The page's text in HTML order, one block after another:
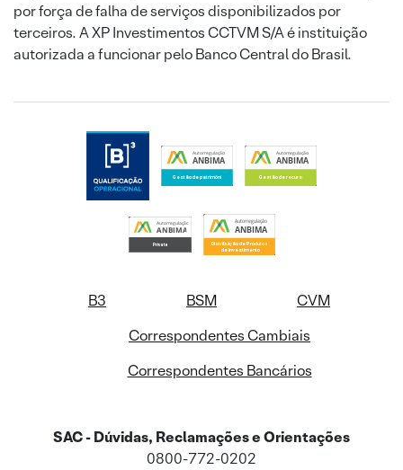
por força de falha de serviços disponibilizados por
terceiros. A XP Investimentos CCTVM S/A é instituição
autorizada a funcionar pelo Banco Central do Brasil.
B3 BSM
CVM
Correspondentes Cambiais
Correspondentes Bancários
SAC - Dúvidas, Reclamações e Orientações
0800-772-0202